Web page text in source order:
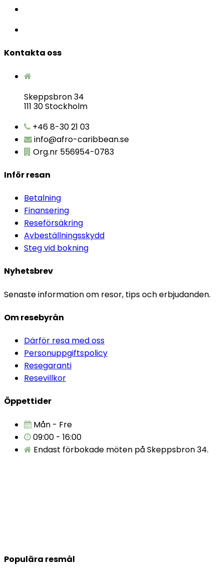
Kontakta oss
Skeppsbron 34
111 30 Stockholm
+46 8-30 21 03
info@afro-caribbean.se
Org.nr 556954-0783
Inför resan
Betalning
Finansering
Reseförsäkring
Avbeställningsskydd
Steg vid bokning
Nyhetsbrev
Senaste information om resor, tips och erbjudanden.
Om resebyrån
Därför resa med oss
Personuppgiftspolicy
Resegaranti
Resevillkor
Öppettider
Mån - Fre
09:00 - 16:00
Endast förbokade möten på Skeppsbron 34.
Populära resmål